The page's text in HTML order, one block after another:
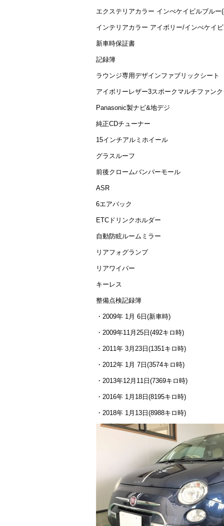
エクステリアカラー インぺケイビルブルー
インテリアカラー アイボリー/インぺケイ
新車時保証書
記録簿
ラウンジ専用デザインファブリックシート
アイボリーレザー3スポークマルチファン
Panasonic製ナビ&地デジ
純正CDチューナー
15インチアルミホイール
グラスルーフ
前後クロームバンパーモール
ASR
6エアバック
ETCドリンクホルダー
自動防眩ルームミラー
リアフォグランプ
リアワイパー
キーレス
整備点検記録簿
・2009年 1月 6日(新車時)
・2009年11月25日(492キロ時)
・2011年 3月23日(1351キロ時)
・2012年 1月 7日(3574キロ時)
・2013年12月11日(7369キロ時)
・2016年 1月18日(8195キロ時)
・2018年 1月13日(8988キロ時)